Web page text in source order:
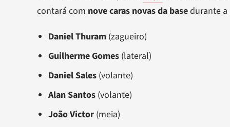
contará com nove caras novas da base durante
Daniel Thuram (zagueiro)
Guilherme Gomes (lateral)
Daniel Sales (volante)
Alan Santos (volante)
João Victor (meia)